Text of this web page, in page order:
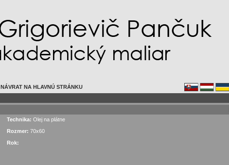
NÁVRAT NA HLAVNÚ STRÁNKU
Technika: Olej na plátne
Rozmer: 70x60
Rok: